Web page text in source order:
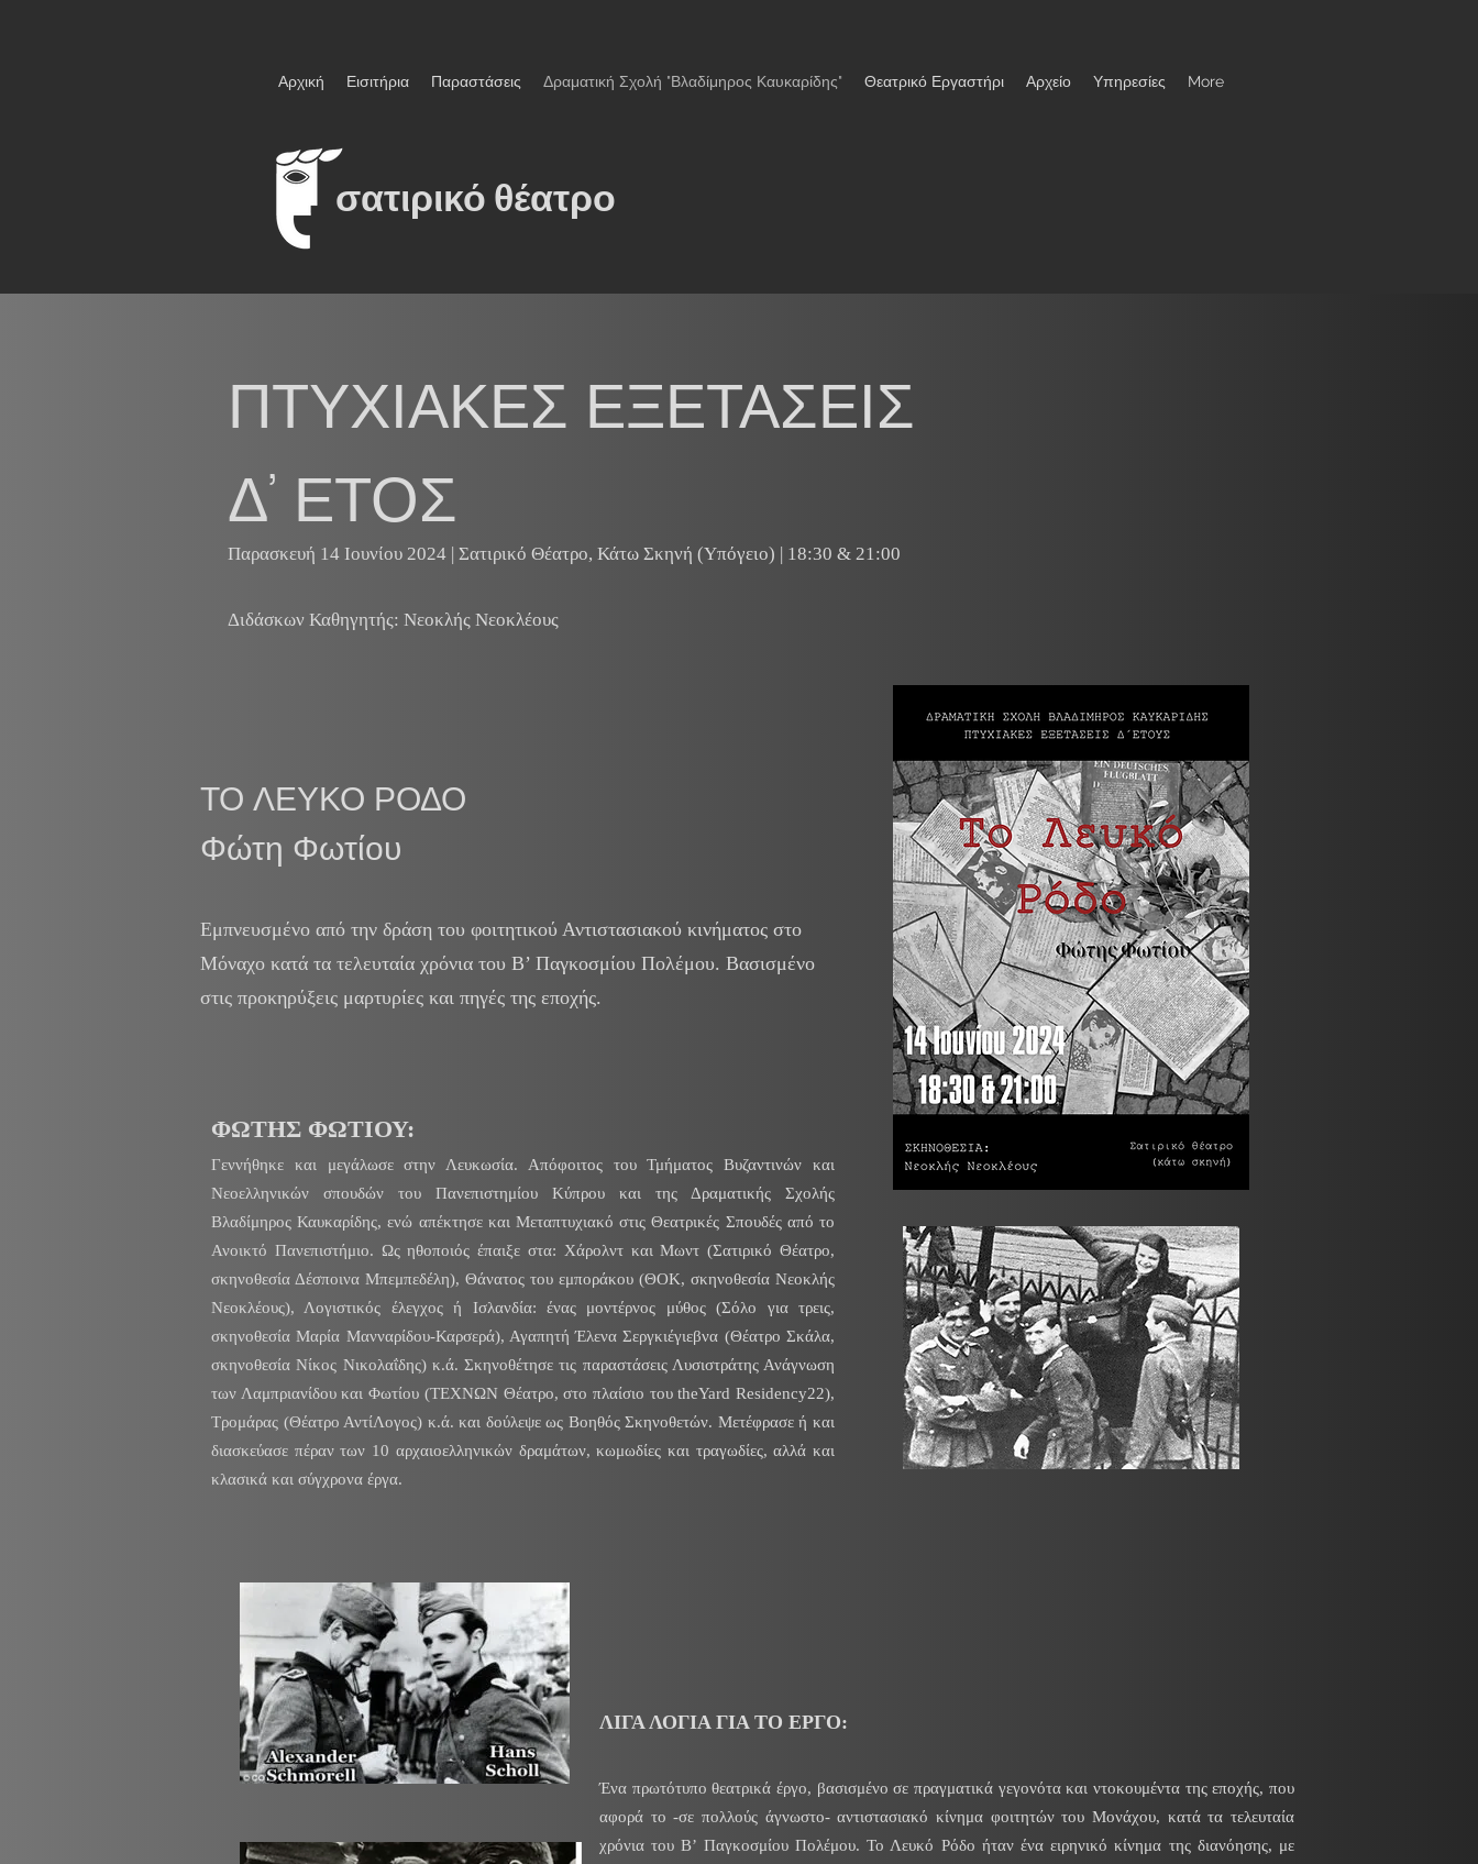
Αρχική Εισιτήρια Παραστάσεις Δραματική Σχολή "Βλαδίμηρος Καυκαρίδης" Θεατρικό Εργαστήρι Αρχείο Υπηρεσίες More
σατιρικό θέατρο
Παρασκευή 14 Ιουνίου 2024 | Σατιρικό Θέατρο, Κάτω Σκηνή (Υπόγειο) | 18:30 & 21:00
Διδάσκων Καθηγητής: Νεοκλής Νεοκλέους
ΠΤΥΧΙΑΚΕΣ ΕΞΕΤΑΣΕΙΣ
Δ’ ΕΤΟΣ
ΤΟ ΛΕΥΚΟ ΡΟΔΟ
Φώτη Φωτίου
Εμπνευσμένο από την δράση του φοιτητικού Αντιστασιακού κινήματος στο
Μόναχο κατά τα τελευταία χρόνια του Β’ Παγκοσμίου Πολέμου. Βασισμένο
στις προκηρύξεις μαρτυρίες και πηγές της εποχής.
ΦΩΤΗΣ ΦΩΤΙΟΥ:
Γεννήθηκε και μεγάλωσε στην Λευκωσία. Απόφοιτος του Τμήματος Βυζαντινών και
Νεοελληνικών σπουδών του Πανεπιστημίου Κύπρου και της Δραματικής Σχολής
Βλαδίμηρος Καυκαρίδης, ενώ απέκτησε και Μεταπτυχιακό στις Θεατρικές Σπουδές από το
Ανοικτό Πανεπιστήμιο. Ως ηθοποιός έπαιξε στα: Χάρολντ και Μωντ (Σατιρικό Θέατρο,
σκηνοθεσία Δέσποινα Μπεμπεδέλη), Θάνατος του εμποράκου (ΘΟΚ, σκηνοθεσία Νεοκλής
Νεοκλέους), Λογιστικός έλεγχος ή Ισλανδία: ένας μοντέρνος μύθος (Σόλο για τρεις,
σκηνοθεσία Μαρία Μανναρίδου-Καρσερά), Αγαπητή Έλενα Σεργκιέγιεβνα (Θέατρο Σκάλα,
σκηνοθεσία Νίκος Νικολαΐδης) κ.ά. Σκηνοθέτησε τις παραστάσεις Λυσιστράτης Ανάγνωση
των Λαμπριανίδου και Φωτίου (ΤΕΧΝΩΝ Θέατρο, στο πλαίσιο του theYard Residency22),
Τρομάρας (Θέατρο ΑντίΛογος) κ.ά. και δούλεψε ως Βοηθός Σκηνοθετών. Μετέφρασε ή και
διασκεύασε πέραν των 10 αρχαιοελληνικών δραμάτων, κωμωδίες και τραγωδίες, αλλά και
κλασικά και σύγχρονα έργα.
ΛΙΓΑ ΛΟΓΙΑ ΓΙΑ ΤΟ ΕΡΓΟ:
Ένα πρωτότυπο θεατρικά έργο, βασισμένο σε πραγματικά γεγονότα και ντοκουμέντα της εποχής, που
αφορά το -σε πολλούς άγνωστο- αντιστασιακό κίνημα φοιτητών του Μονάχου, κατά τα τελευταία
χρόνια του Β’ Παγκοσμίου Πολέμου. Το Λευκό Ρόδο ήταν ένα ειρηνικό κίνημα της διανόησης, με